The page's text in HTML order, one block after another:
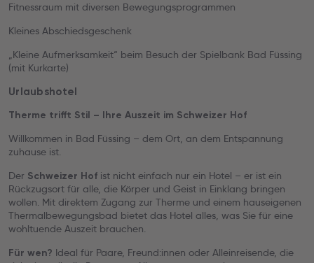
Fitnessraum mit diversen Bewegungsprogrammen
Kleines Abschiedsgeschenk
„Kleine Aufmerksamkeit“ beim Besuch der Spielbank Bad Füssing
(mit Kurkarte)
Urlaubshotel
Therme trifft Stil – Ihre Auszeit im Schweizer Hof
Willkommen in Bad Füssing – dem Ort, an dem Entspannung
zuhause ist.
Der Schweizer Hof ist nicht einfach nur ein Hotel – er ist ein
Rückzugsort für alle, die Körper und Geist in Einklang bringen
wollen. Mit direktem Zugang zur Therme und einem hauseigenen
Thermalbewegungsbad bietet das Hotel alles, was Sie für eine
wohltuende Auszeit brauchen.
Für wen? Ideal für Paare, Freund:innen oder Alleinreisende, die